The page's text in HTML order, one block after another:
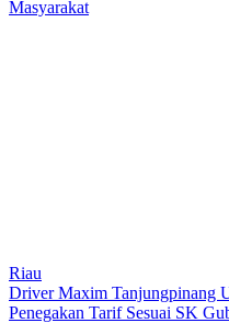
Masyarakat
Riau
Driver Maxim Tanjungpinang
Penegakan Tarif Sesuai SK